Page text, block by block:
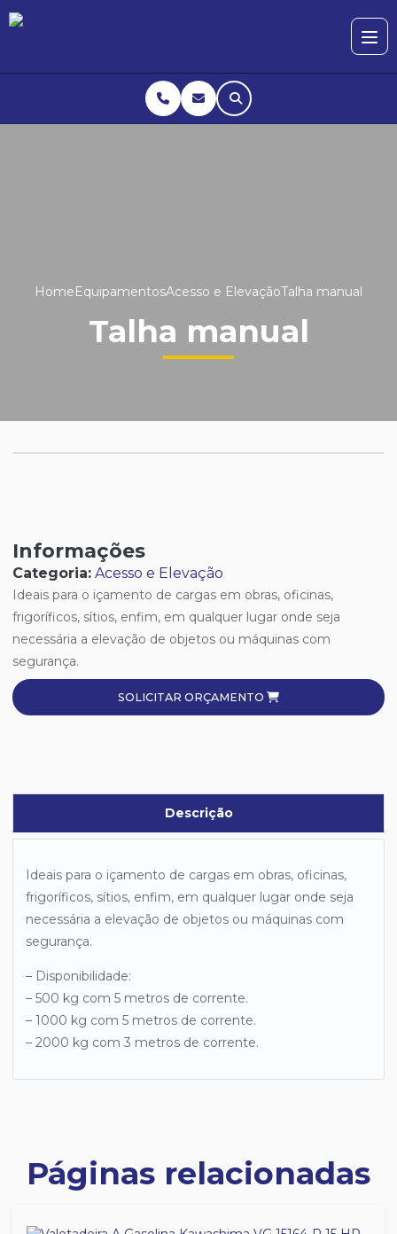
HomeEquipamentosAcesso e ElevaçãoTalha manual
Talha manual
Informações
Categoria: Acesso e Elevação
Ideais para o içamento de cargas em obras, oficinas,
frigoríficos, sítios, enfim, em qualquer lugar onde seja
necessária a elevação de objetos ou máquinas com
segurança.
SOLICITAR ORÇAMENTO
Descrição
Ideais para o içamento de cargas em obras, oficinas,
frigoríficos, sítios, enfim, em qualquer lugar onde seja
necessária a elevação de objetos ou máquinas com
segurança.
– Disponibilidade:
– 500 kg com 5 metros de corrente.
– 1000 kg com 5 metros de corrente.
– 2000 kg com 3 metros de corrente.
Páginas relacionadas